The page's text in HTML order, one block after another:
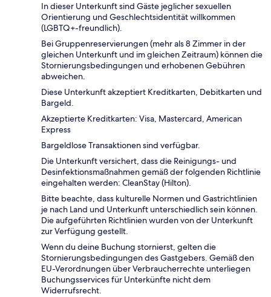
In dieser Unterkunft sind Gäste jeglicher sexuellen
Orientierung und Geschlechtsidentität willkommen
(LGBTQ+-freundlich).
Bei Gruppenreservierungen (mehr als 8 Zimmer in der
gleichen Unterkunft und im gleichen Zeitraum) können die
Stornierungsbedingungen und erhobenen Gebühren
abweichen.
Diese Unterkunft akzeptiert Kreditkarten, Debitkarten und
Bargeld.
Akzeptierte Kreditkarten: Visa, Mastercard, American
Express
Bargeldlose Transaktionen sind verfügbar.
Die Unterkunft versichert, dass die Reinigungs- und
Desinfektionsmaßnahmen gemäß der folgenden Richtlinie
eingehalten werden: CleanStay (Hilton).
Bitte beachte, dass kulturelle Normen und Gastrichtlinien
je nach Land und Unterkunft unterschiedlich sein können.
Die aufgeführten Richtlinien wurden von der Unterkunft
zur Verfügung gestellt.
Wenn du deine Buchung stornierst, gelten die
Stornierungsbedingungen des Gastgebers. Gemäß den
EU-Verordnungen über Verbraucherrechte unterliegen
Buchungsservices für Unterkünfte nicht dem
Widerrufsrecht.